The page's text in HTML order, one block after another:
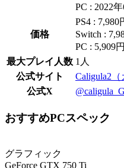
PC : 2022
価格
PS4 : 7,980
Switch :
PC : 5,909
最大プレイ人数 1人
公式サイト
Caligula2
公式X
おすすめPCスペック
グラフィック
GeForce GTX 750 Ti